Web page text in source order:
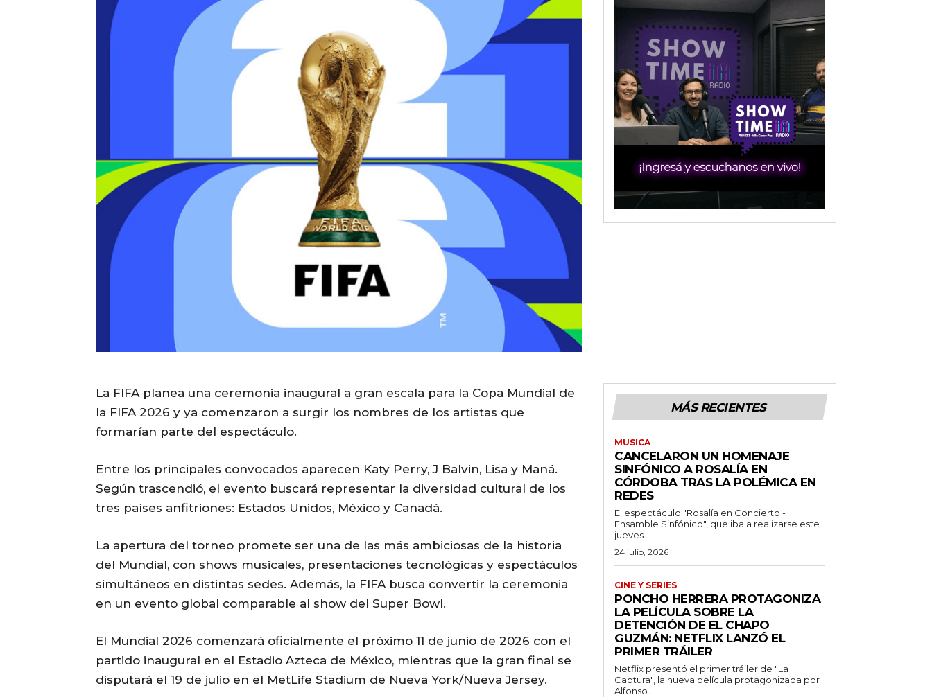
La FIFA planea una ceremonia inaugural a gran escala para la Copa Mundial de
la FIFA 2026 y ya comenzaron a surgir los nombres de los artistas que
formarían parte del espectáculo.
Entre los principales convocados aparecen Katy Perry,J Balvin, Lisa y Maná.
Según trascendió, el evento buscará representar la diversidad cultural de los
tres países anfitriones: Estados Unidos, México y Canadá.
La apertura del torneo promete ser una de las más ambiciosas de la historia
del Mundial, con shows musicales, presentaciones tecnológicas y espectáculos
simultáneos en distintas sedes. Además, la FIFA busca convertir la ceremonia
en un evento global comparable al show del Super Bowl.
El Mundial 2026 comenzará oficialmente el próximo 11 de junio de 2026 con el
partido inaugural en el Estadio Azteca de México, mientras que la gran final se
disputará el 19 de julio en el MetLife Stadium de Nueva York/Nueva Jersey.
MÁS RECIENTES
MUSICA
CANCELARON UN HOMENAJE
SINFÓNICO A ROSALÍA EN
CÓRDOBA TRAS LA POLÉMICA EN
REDES
El espectáculo "Rosalía en Concierto -
Ensamble Sinfónico", que iba a realizarse este
jueves...
24 julio, 2026
CINE Y SERIES
PONCHO HERRERA PROTAGONIZA
LA PELÍCULA SOBRE LA
DETENCIÓN DE EL CHAPO
GUZMÁN: NETFLIX LANZÓ EL
PRIMER TRÁILER
Netflix presentó el primer tráiler de "La
Captura", la nueva película protagonizada por
Alfonso...